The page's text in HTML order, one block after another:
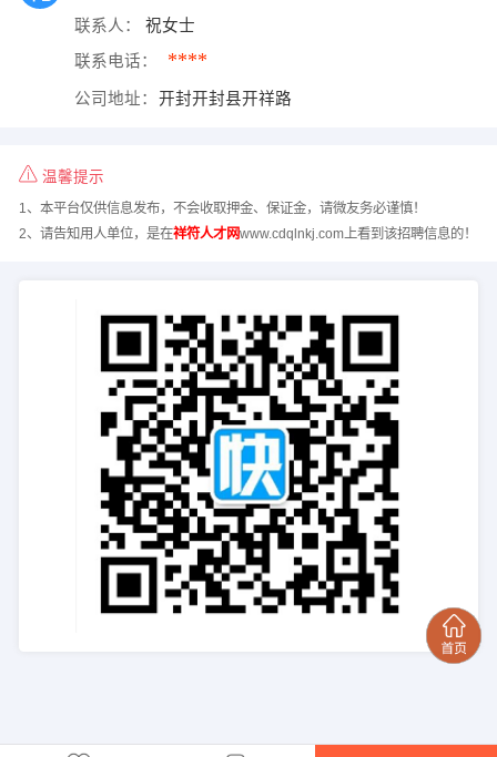
联系人： 祝女士
联系电话： ****
公司地址： 开封开封县开祥路
温馨提示
1、本平台仅供信息发布，不会收取押金、保证金，请微友务必谨慎！
2、请告知用人单位，是在祥符人才网www.cdqlnkj.com上看到该招聘信息的！